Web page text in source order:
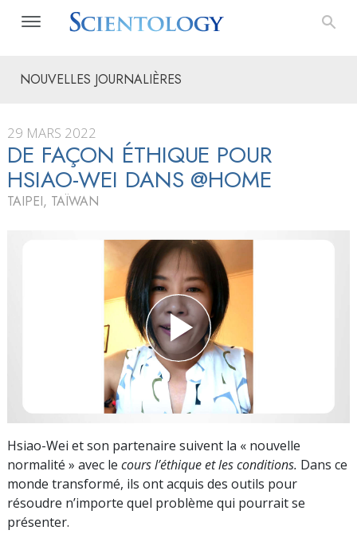
NOUVELLES JOURNALIÈRES
29 MARS 2022
DE FAÇON ÉTHIQUE POUR
HSIAO-WEI DANS @HOME
TAIPEI, TAÏWAN
Hsiao-Wei et son partenaire suivent la « nouvelle
normalité » avec le cours l’éthique et les conditions. Dans ce
monde transformé, ils ont acquis des outils pour
résoudre n’importe quel problème qui pourrait se
présenter.